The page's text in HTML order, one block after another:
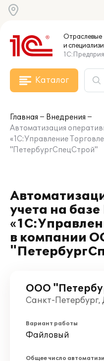
Отраслевые
и
Каталог
Главная
Внедрения
Автоматизация
«1С:Управление
"ПетербургСпецСтрой"
учета на
в компании
ООО
Санкт-Петербург,
Вариант работы
Файловый
Общее число